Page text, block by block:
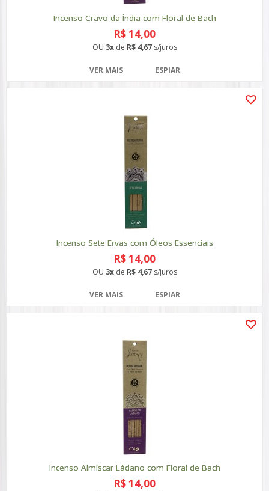
Incenso Cravo da Índia com Floral de Bach
R$ 14,00
OU 3xde R$ 4,67s/juros
VER MAIS ESPIAR
Incenso Sete Ervas com Óleos Essenciais
R$ 14,00
OU 3xde R$ 4,67s/juros
VER MAIS ESPIAR
Incenso Almíscar Ládano com Floral de Bach
R$ 14,00